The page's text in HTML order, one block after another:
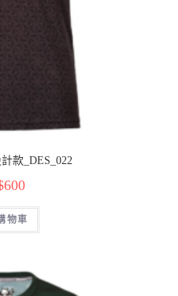
款_DES_022
600
物車